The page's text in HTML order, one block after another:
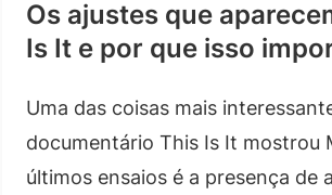
Os ajustes que
Is It e por que isso
Uma das coisas mais
documentário This Is It mostrou
últimos ensaios é a presença de